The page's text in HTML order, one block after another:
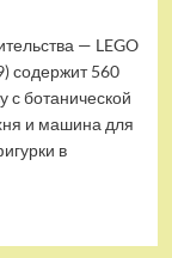
— LEGO
содержит 560
с ботанической
и машина для
в